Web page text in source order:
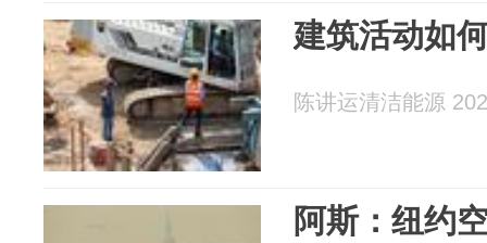
建筑活动如
陈讲运清洁能源
阿斯：纽约